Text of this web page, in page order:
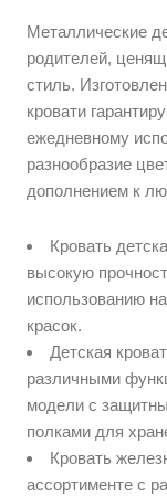
Металлические
родителей,
стиль.
кровати
ежедневному
разнообразие
дополнением к
Кровать
высокую
использованию
красок.
Детская
различными
модели с
полками для
Кровать
ассортименте с